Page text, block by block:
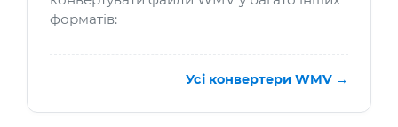
форматів:
Усі конвертери WMV →